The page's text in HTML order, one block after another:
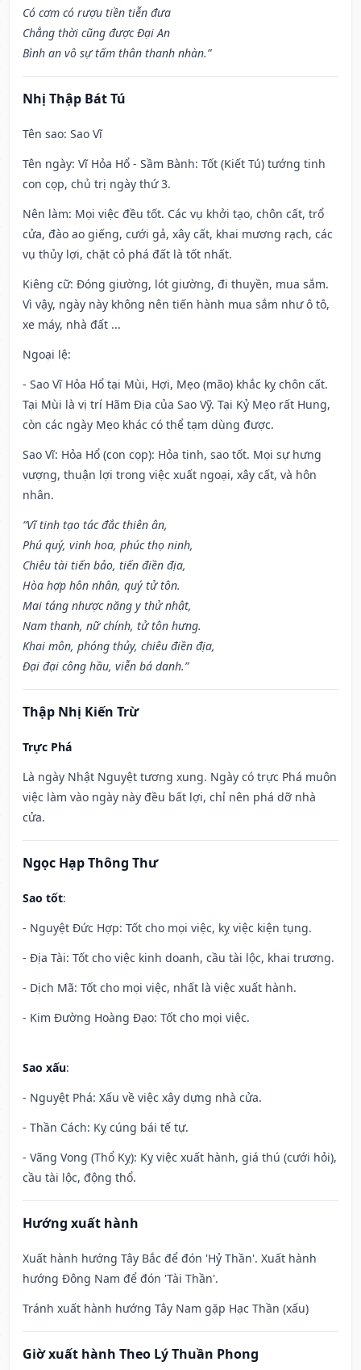
Có cơm có rượu tiền tiễn đưa
Chẳng thời cũng được Đại An
Bình an vô sự tấm thân thanh nhàn.”
Nhị Thập Bát Tú
Tên sao: Sao Vĩ
Tên ngày: Vĩ Hỏa Hổ - Sầm Bành: Tốt (Kiết Tú) tướng tinh
con cọp, chủ trị ngày thứ 3.
Nên làm: Mọi việc đều tốt. Các vụ khởi tạo, chôn cất, trổ
cửa, đào ao giếng, cưới gả, xây cất, khai mương rạch, các
vụ thủy lợi, chặt cỏ phá đất là tốt nhất.
Kiêng cữ: Đóng giường, lót giường, đi thuyền, mua sắm.
Vì vậy, ngày này không nên tiến hành mua sắm như ô tô,
xe máy, nhà đất ...
Ngoại lệ:
- Sao Vĩ Hỏa Hổ tại Mùi, Hợi, Mẹo (mão) khắc kỵ chôn cất.
Tại Mùi là vị trí Hãm Địa của Sao Vỹ. Tại Kỷ Mẹo rất Hung,
còn các ngày Mẹo khác có thể tạm dùng được.
Sao Vĩ: Hỏa Hổ (con cọp): Hỏa tinh, sao tốt. Mọi sự hưng
vượng, thuận lợi trong việc xuất ngoại, xây cất, và hôn
nhân.
“Vĩ tinh tạo tác đắc thiên ân,
Phú quý, vinh hoa, phúc thọ ninh,
Chiêu tài tiến bảo, tiến điền địa,
Hòa hợp hôn nhân, quý tử tôn.
Mai táng nhược năng y thử nhật,
Nam thanh, nữ chính, tử tôn hưng.
Khai môn, phóng thủy, chiêu điền địa,
Đại đại công hầu, viễn bá danh.”
Thập Nhị Kiến Trừ
Trực Phá
Là ngày Nhật Nguyệt tương xung. Ngày có trực Phá muôn
việc làm vào ngày này đều bất lợi, chỉ nên phá dỡ nhà
cửa.
Ngọc Hạp Thông Thư
Sao tốt:
- Nguyệt Đức Hợp: Tốt cho mọi việc, kỵ việc kiện tụng.
- Địa Tài: Tốt cho việc kinh doanh, cầu tài lộc, khai trương.
- Dịch Mã: Tốt cho mọi việc, nhất là việc xuất hành.
- Kim Đường Hoàng Đạo: Tốt cho mọi việc.
Sao xấu:
- Nguyệt Phá: Xấu về việc xây dựng nhà cửa.
- Thần Cách: Kỵ cúng bái tế tự.
- Vãng Vong (Thổ Kỵ): Kỵ việc xuất hành, giá thú (cưới hỏi),
cầu tài lộc, động thổ.
Hướng xuất hành
Xuất hành hướng Tây Bắc để đón 'Hỷ Thần'. Xuất hành
hướng Đông Nam để đón 'Tài Thần'.
Tránh xuất hành hướng Tây Nam gặp Hạc Thần (xấu)
Giờ xuất hành Theo Lý Thuần Phong